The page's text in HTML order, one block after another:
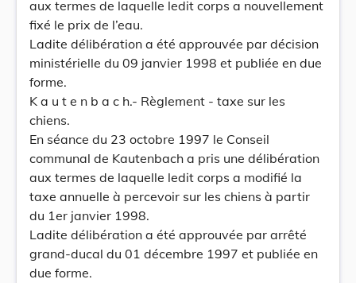
aux termes de laquelle ledit corps a nouvellement
fixé le prix de l’eau.
Ladite délibération a été approuvée par décision
ministérielle du 09 janvier 1998 et publiée en due
forme.
K a u t e n b a c h.- Règlement - taxe sur les
chiens.
En séance du 23 octobre 1997 le Conseil
communal de Kautenbach a pris une délibération
aux termes de laquelle ledit corps a modifié la
taxe annuelle à percevoir sur les chiens à partir
du 1er janvier 1998.
Ladite délibération a été approuvée par arrêté
grand-ducal du 01 décembre 1997 et publiée en
due forme.